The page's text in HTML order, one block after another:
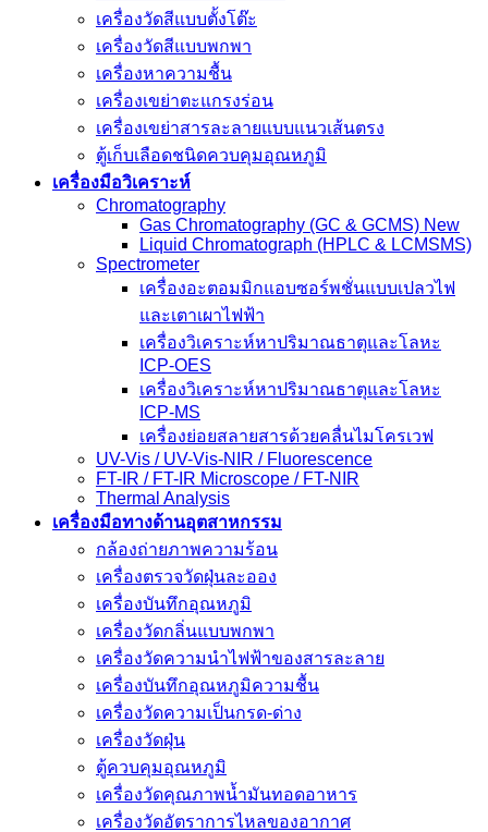
เครื่องวัดสีแบบตั้งโต๊ะ
เครื่องวัดสีแบบพกพา
เครื่องหาความชื้น
เครื่องเขย่าตะแกรงร่อน
เครื่องเขย่าสารละลายแบบแนวเส้นตรง
ตู้เก็บเลือดชนิดควบคุมอุณหภูมิ
เครื่องมือวิเคราะห์
Chromatography
Gas Chromatography (GC & GCMS) New
Liquid Chromatograph (HPLC & LCMSMS)
Spectrometer
เครื่องอะตอมมิกแอบซอร์พชั่นแบบเปลวไฟ
และเตาเผาไฟฟ้า
เครื่องวิเคราะห์หาปริมาณธาตุและโลหะ
ICP-OES
เครื่องวิเคราะห์หาปริมาณธาตุและโลหะ
ICP-MS
เครื่องย่อยสลายสารด้วยคลื่นไมโครเวฟ
UV-Vis / UV-Vis-NIR / Fluorescence
FT-IR / FT-IR Microscope / FT-NIR
Thermal Analysis
เครื่องมือทางด้านอุตสาหกรรม
กล้องถ่ายภาพความร้อน
เครื่องตรวจวัดฝุ่นละออง
เครื่องบันทึกอุณหภูมิ
เครื่องวัดกลิ่นแบบพกพา
เครื่องวัดความนําไฟฟ้าของสารละลาย
เครื่องบันทึกอุณหภูมิความชื้น
เครื่องวัดความเป็นกรด-ด่าง
เครื่องวัดฝุ่น
ตู้ควบคุมอุณหภูมิ
เครื่องวัดคุณภาพน้ำมันทอดอาหาร
เครื่องวัดอัตราการไหลของอากาศ